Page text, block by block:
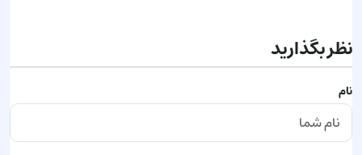
نظر بگذارید
نام